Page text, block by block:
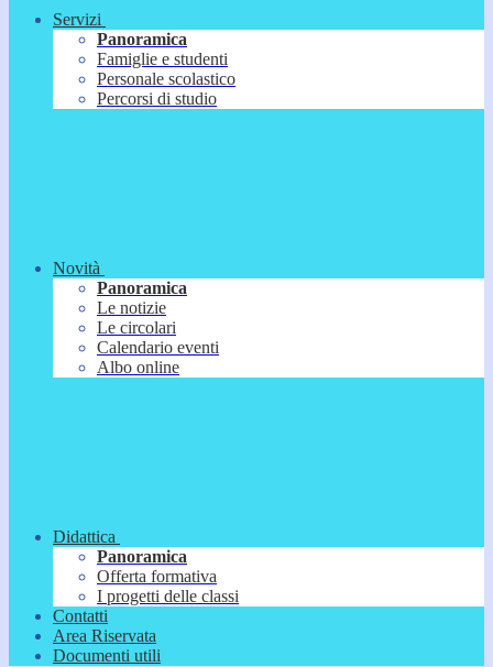
Servizi
Panoramica
Famiglie e studenti
Personale scolastico
Percorsi di studio
Novità
Panoramica
Le notizie
Le circolari
Calendario eventi
Albo online
Didattica
Panoramica
Offerta formativa
I progetti delle classi
Contatti
Area Riservata
Documenti utili